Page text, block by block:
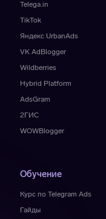
Telega.in
TikTok
Яндекс UrbanAds
VK AdBlogger
Wildberries
Hybrid Platform
AdsGram
2ГИС
WOWBlogger
Обучение
Курс по Telegram Ads
Гайды